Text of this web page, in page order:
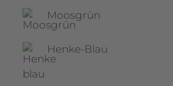
Moosgrün
Henke-Blau